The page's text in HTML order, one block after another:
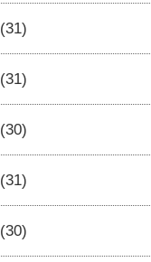
(31)
(31)
(30)
(31)
(30)